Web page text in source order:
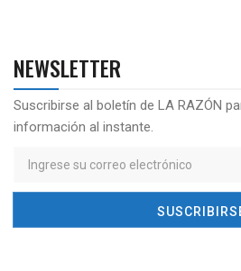
NEWSLETTER
Suscribirse al boletín de LA RAZÓN
información al instante.